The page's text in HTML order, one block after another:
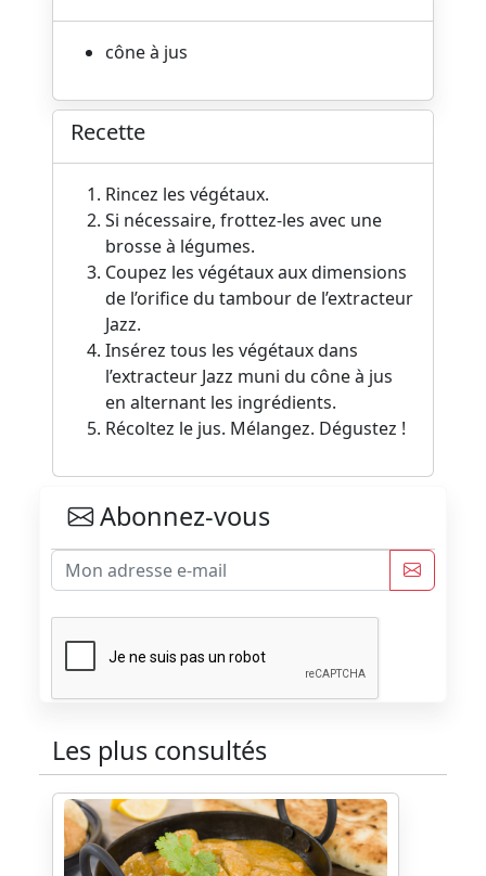
cône à jus
Recette
Rincez les végétaux.
Si nécessaire, frottez-les avec une
brosse à légumes.
Coupez les végétaux aux dimensions
de l’orifice du tambour de l’extracteur
Jazz.
Insérez tous les végétaux dans
l’extracteur Jazz muni du cône à jus
en alternant les ingrédients.
Récoltez le jus. Mélangez. Dégustez !
Abonnez-vous
Les plus consultés